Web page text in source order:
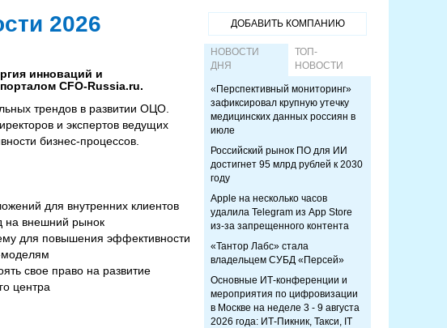
2026
инноваций и
CFO-Russia.ru.
трендов в развитии ОЦО.
и экспертов ведущих
бизнес-процессов.
для внутренних клиентов
на внешний рынок
для повышения эффективности
свое право на развитие
центра
ДОБАВИТЬ КОМПАНИЮ
НОВОСТИ
ДНЯ
ТОП-
НОВОСТИ
«Перспективный мониторинг»
зафиксировал крупную утечку
медицинских данных россиян в
июле
Российский рынок ПО для ИИ
достигнет 95 млрд рублей к 2030
году
Apple на несколько часов
удалила Telegram из App Store
из-за запрещенного контента
«Тантор Лабс» стала
владельцем СУБД «Персей»
Основные ИТ-конференции и
мероприятия по цифровизации
в Москве на неделе 3 - 9 августа
2026 года: ИТ-Пикник, Такси, IT